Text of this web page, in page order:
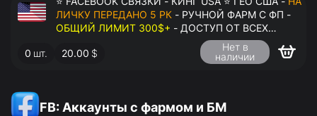
ЛИЧКУ ПЕРЕДАНО 5 РК - РУЧНОЙ ФАРМ С ФП -
ОБЩИЙ ЛИМИТ 300$+ - ДОСТУП ОТ ВСЕХ
АККАУНТОВ - ПЕРЕДАЧА В АНТИДЕТЕКТ
0 шт. 20.00 $
Нет в
наличии
FB: Аккаунты с фармом и БМ